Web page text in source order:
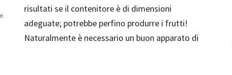
risultati se il contenitore è di dimensioni
adeguate; potrebbe perfino produrre i frutti!
Naturalmente è necessario un buon apparato di